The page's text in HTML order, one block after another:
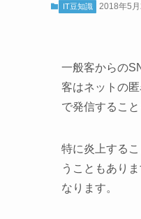
IT豆知識 2018年5月
一般客からの
客はネットの
で発信するこ
特に炎上する
うこともあり
なります。